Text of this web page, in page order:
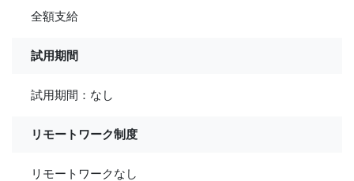
全額支給
試用期間
試用期間：なし
リモートワーク制度
リモートワークなし